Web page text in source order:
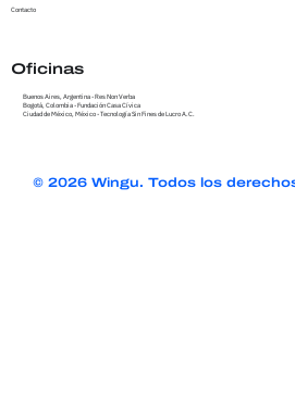
Contacto
Oficinas
Buenos Aires, Argentina - Res Non Verba
Bogotá, Colombia - Fundación Casa Cívica
Ciudad de México, México - Tecnología Sin Fines de Lucro A.C.
© 2026 Wingu. Todos los